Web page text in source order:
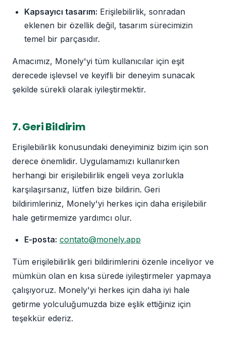
Kapsayıcı tasarım: Erişilebilirlik, sonradan
eklenen bir özellik değil, tasarım sürecimizin
temel bir parçasıdır.
Amacımız, Monely'yi tüm kullanıcılar için eşit
derecede işlevsel ve keyifli bir deneyim sunacak
şekilde sürekli olarak iyileştirmektir.
7. Geri Bildirim
Erişilebilirlik konusundaki deneyiminiz bizim için son
derece önemlidir. Uygulamamızı kullanırken
herhangi bir erişilebilirlik engeli veya zorlukla
karşılaşırsanız, lütfen bize bildirin. Geri
bildirimleriniz, Monely'yi herkes için daha erişilebilir
hale getirmemize yardımcı olur.
E-posta: contato@monely.app
Tüm erişilebilirlik geri bildirimlerini özenle inceliyor ve
mümkün olan en kısa sürede iyileştirmeler yapmaya
çalışıyoruz. Monely'yi herkes için daha iyi hale
getirme yolculuğumuzda bize eşlik ettiğiniz için
teşekkür ederiz.